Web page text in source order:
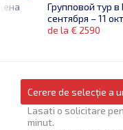
Групповой тур
сентября – 11
de la € 2590
Cerere de selecție a
Lasati o solicitare
minut.